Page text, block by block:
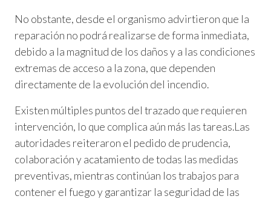
No obstante, desde el organismo advirtieron que la
reparación no podrá realizarse de forma inmediata,
debido a la magnitud de los daños y a las condiciones
extremas de acceso a la zona, que dependen
directamente de la evolución del incendio.
Existen múltiples puntos del trazado que requieren
intervención, lo que complica aún más las tareas.Las
autoridades reiteraron el pedido de prudencia,
colaboración y acatamiento de todas las medidas
preventivas, mientras continúan los trabajos para
contener el fuego y garantizar la seguridad de las